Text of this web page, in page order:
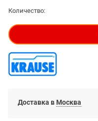
Количество:
Доставка в Москва